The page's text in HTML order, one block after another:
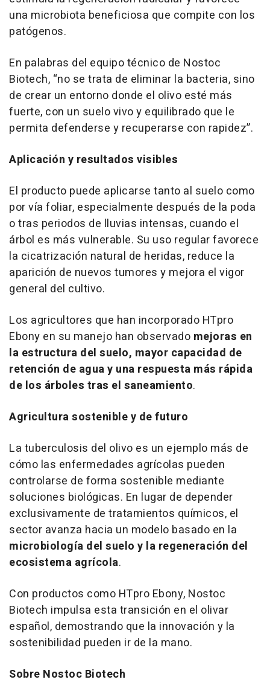
una microbiota beneficiosa que compite con los
patógenos.
En palabras del equipo técnico de Nostoc
Biotech, “no se trata de eliminar la bacteria, sino
de crear un entorno donde el olivo esté más
fuerte, con un suelo vivo y equilibrado que le
permita defenderse y recuperarse con rapidez”.
Aplicación y resultados visibles
El producto puede aplicarse tanto al suelo como
por vía foliar, especialmente después de la poda
o tras periodos de lluvias intensas, cuando el
árbol es más vulnerable. Su uso regular favorece
la cicatrización natural de heridas, reduce la
aparición de nuevos tumores y mejora el vigor
general del cultivo.
Los agricultores que han incorporado HTpro
Ebony en su manejo han observado mejoras en
la estructura del suelo, mayor capacidad de
retención de agua y una respuesta más rápida
de los árboles tras el saneamiento.
Agricultura sostenible y de futuro
La tuberculosis del olivo es un ejemplo más de
cómo las enfermedades agrícolas pueden
controlarse de forma sostenible mediante
soluciones biológicas. En lugar de depender
exclusivamente de tratamientos químicos, el
sector avanza hacia un modelo basado en la
microbiología del suelo y la regeneración del
ecosistema agrícola.
Con productos como HTpro Ebony, Nostoc
Biotech impulsa esta transición en el olivar
español, demostrando que la innovación y la
sostenibilidad pueden ir de la mano.
Sobre Nostoc Biotech